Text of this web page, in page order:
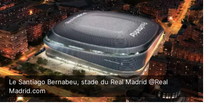
Le Santiago Bernabeu, stade du Real Madrid @Real
Madrid.com